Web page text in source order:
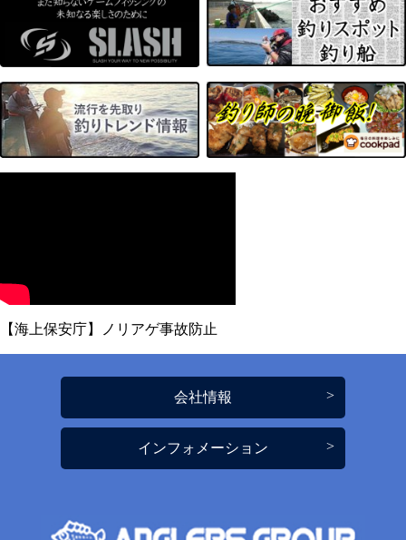
【海上保安庁】ノリアゲ事故防止
会社情報
インフォメーション